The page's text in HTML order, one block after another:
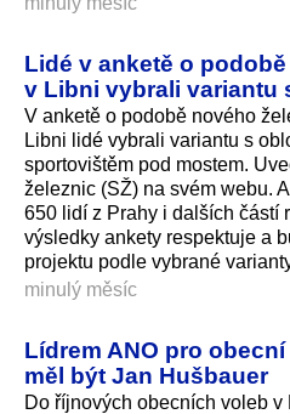
Lidé v anketě o
v Libni vybrali variantu
V anketě o podobě nového
Libni lidé vybrali variantu s
sportovištěm pod mostem.
železnic (SŽ) na svém webu.
650 lidí z Prahy i dalších částí
výsledky ankety respektuje a
projektu podle vybrané
minulý měsíc
Lídrem ANO pro
měl být Jan Hušbauer
Do říjnových obecních voleb v